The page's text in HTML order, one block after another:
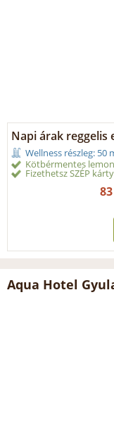
Napi árak reggelis
Wellness részleg: 50
Kötbérmentes
Fizethetsz SZÉP
Aqua Hotel